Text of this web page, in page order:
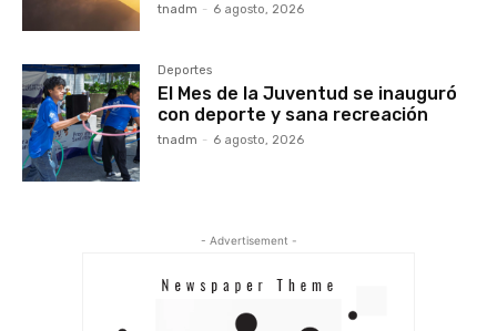
tnadm - 6 agosto, 2026
Deportes
El Mes de la Juventud se inauguró
con deporte y sana recreación
tnadm - 6 agosto, 2026
- Advertisement -